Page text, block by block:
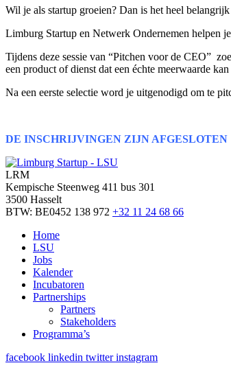
Wil je als startup groeien? Dan is het heel
Limburg Startup en Netwerk Ondernemen helpen
Tijdens deze sessie van “Pitchen voor de CEO”
een product of dienst dat een échte meerwaarde
Na een eerste selectie word je uitgenodigd om te
DE INSCHRIJVINGEN ZIJN AFGESLOTEN
LRM
Kempische Steenweg 411 bus 301
3500 Hasselt
BTW: BE0452 138 972 +32 11 24 68 66
Home
LSU
Jobs
Kalender
Incubatoren
Partnerships
Partners
Stakeholders
Programma’s
facebook linkedin twitterinstagram